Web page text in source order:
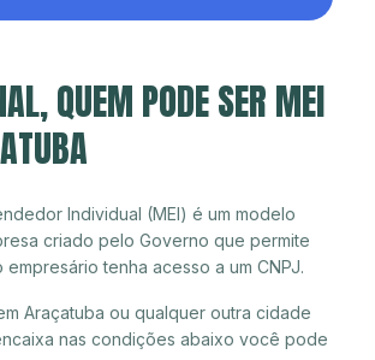
QUEM PODE SER MEI
Individual (MEI) é um modelo
criado pelo Governo que permite
tenha acesso a um CNPJ.
Araçatuba ou qualquer outra cidade
nas condições abaixo você pode